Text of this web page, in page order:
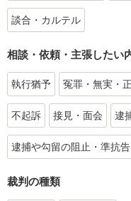
談合・カルテル
相談・依頼・主張したい
執行猶予 冤罪・無実・
不起訴 接見・面会 逮
逮捕や勾留の阻止・準抗告
裁判の種類